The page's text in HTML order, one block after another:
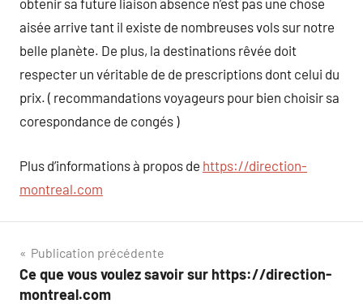
obtenir sa future liaison absence n’est pas une chose
aisée arrive tant il existe de nombreuses vols sur notre
belle planète. De plus, la destinations rêvée doit
respecter un véritable de de prescriptions dont celui du
prix. ( recommandations voyageurs pour bien choisir sa
corespondance de congés )
Plus d’informations à propos de https://direction-
montreal.com
Navigation
de
Publication précédente
Ce que vous voulez savoir sur https://direction-
montreal.com